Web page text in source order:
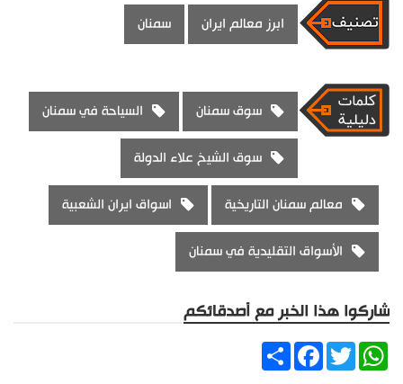
ابرز معالم ايران سمنان
سوق سمنان السياحة في سمنان
سوق الشيخ علاء الدولة
معالم سمنان التاريخية اسواق ايران الشعبية
الأسواق التقليدية في سمنان
شاركوا هذا الخبر مع أصدقائكم
ShareFacebookTwitter
WhatsApp